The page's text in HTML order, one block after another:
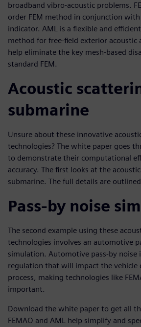
broadband vibro-acoustic problems.
order FEM method in conjunction
indicator. AML is a flexible and
method for free-field exterior acoustic
help eliminate the key mesh-based
standard FEM.
Acoustic
submarine
Unsure about these innovative
technologies? The white paper goes
to demonstrate their computational
accuracy. The first looks at the
submarine. The full details are
Pass-by noise
The second example using these
technologies involves an automotive
simulation. Automotive pass-by noise
regulation that will impact the vehicle
process, making technologies like
important.
Download the white paper to get all
FEMAO and AML help simplify and